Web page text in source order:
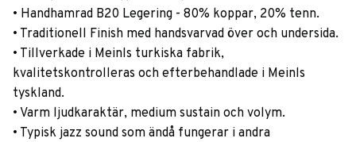
• Handhamrad B20 Legering - 80% koppar, 20% tenn.
• Traditionell Finish med handsvarvad över och undersida.
• Tillverkade i Meinls turkiska fabrik,
kvalitetskontrolleras och efterbehandlade i Meinls
tyskland.
• Varm ljudkaraktär, medium sustain och volym.
• Typisk jazz sound som ändå fungerar i andra